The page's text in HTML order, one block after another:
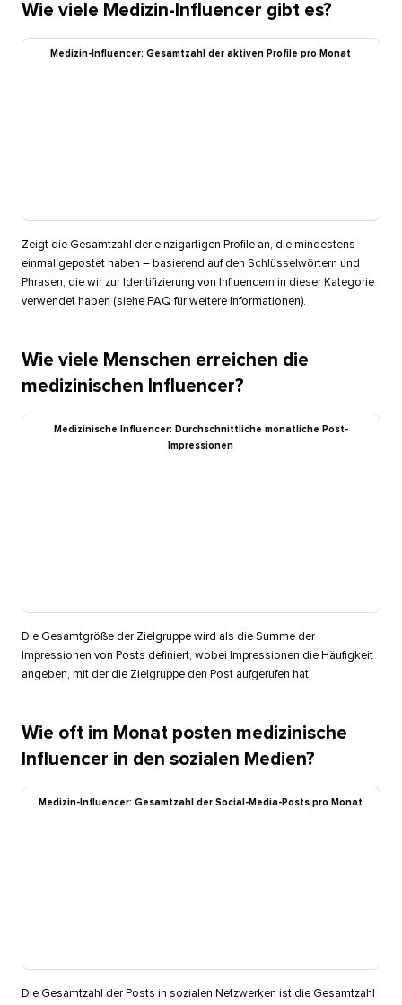
Wie viele Medizin-Influencer gibt es?​​
Medizin-Influencer: Gesamtzahl der aktiven Profile pro Monat​​
Zeigt die Gesamtzahl der einzigartigen Profile an, die mindestens
einmal gepostet haben – basierend auf den Schlüsselwörtern und
Phrasen, die wir zur Identifizierung von Influencern in dieser Kategorie
verwendet haben (siehe FAQ für weitere Informationen).​​
Wie viele Menschen erreichen die
medizinischen Influencer?​​
Medizinische Influencer: Durchschnittliche monatliche Post-
Impressionen​​
Die Gesamtgröße der Zielgruppe wird als die Summe der
Impressionen von Posts definiert, wobei Impressionen die Häufigkeit
angeben, mit der die Zielgruppe den Post aufgerufen hat.​​
Wie oft im Monat posten medizinische
Influencer in den sozialen Medien?​​
Medizin-Influencer: Gesamtzahl der Social-Media-Posts pro Monat​​
Die Gesamtzahl der Posts in sozialen Netzwerken ist die Gesamtzahl